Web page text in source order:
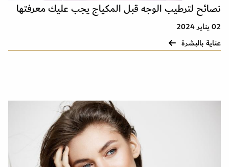
نصائح لترطيب الوجه قبل المكياج يجب عليك معرفتها
02 يناير 2024
عناية بالبشرة